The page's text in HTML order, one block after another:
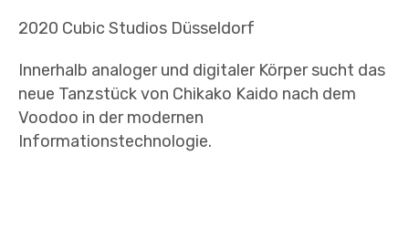
2020 Cubic Studios Düsseldorf
Innerhalb analoger und digitaler Körper sucht das
neue Tanzstück von Chikako Kaido nach dem
Voodoo in der modernen
Informationstechnologie.